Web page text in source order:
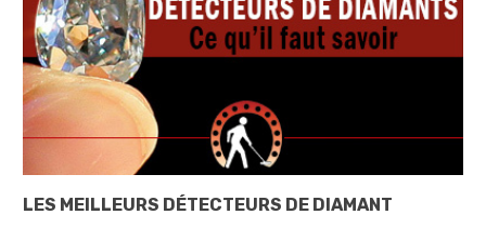
LES MEILLEURS DÉTECTEURS DE DIAMANT